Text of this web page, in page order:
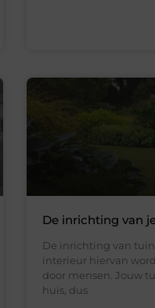
De inrichting van
De inrichting van
interieur hiervan
door mensen. Jouw
huis, dus